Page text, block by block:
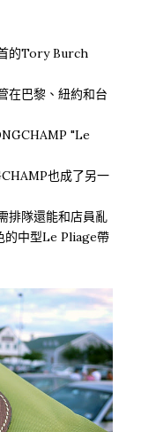
的Tory Burch
在巴黎、紐約和台
"Le
也成了另一
排隊還能和店員亂
的中型Le Pliage帶